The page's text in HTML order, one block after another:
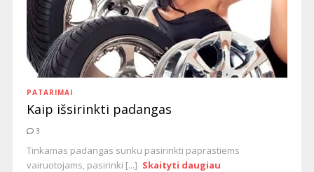
PATARIMAI
Kaip išsirinkti padangas
3
Tinkamas padangas sunku pasirinkti paprastiems
vairuotojams, pasirinki [...] Skaityti daugiau